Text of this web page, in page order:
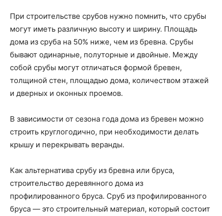
При строительстве срубов нужно помнить, что срубы
могут иметь различную высоту и ширину. Площадь
дома из сруба на 50% ниже, чем из бревна. Срубы
бывают одинарные, полуторные и двойные. Между
собой сру­бы могут отличаться формой бревен,
толщиной стен, площадью дома, количеством этажей
и дверных и оконных проемов.
В зависимости от сезона года дома из бревен можно
строить круглогодично, при необходимости делать
крышу и перекрывать веранды.
Как альтернатива срубу из бревна или бруса,
строительство деревянного дома из
профилированного бруса. Сруб из профилированногo
бруса — это строительный материал, который состоит